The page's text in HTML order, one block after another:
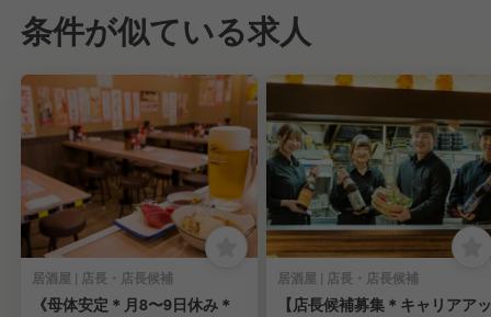
条件が似ている求人
居酒屋 | 店長・店長候補
《母体安定＊月8〜9日休み＊
居酒屋 | 店長・店長候補
【店長候補募集＊キャリアアッ